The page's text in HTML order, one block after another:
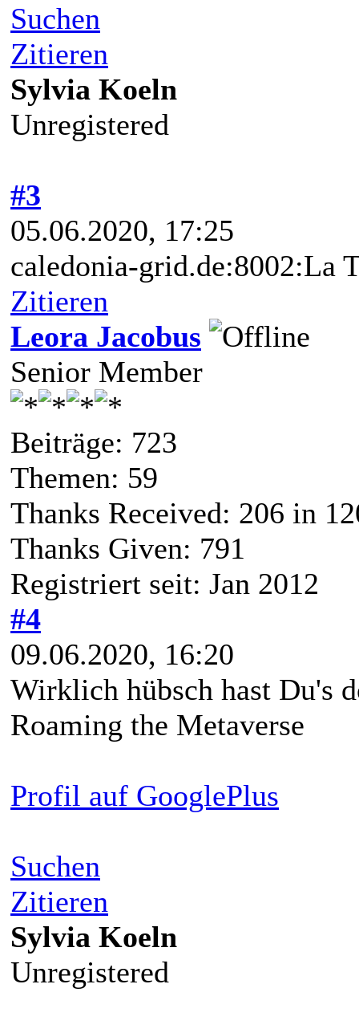
Suchen
Zitieren
Sylvia Koeln
Unregistered
#3
05.06.2020, 17:25
caledonia-grid.de:8002:La
Zitieren
Leora Jacobus
Senior Member
Beiträge: 723
Themen: 59
Thanks Received: 206 in
Thanks Given: 791
Registriert seit: Jan 2012
#4
09.06.2020, 16:20
Wirklich hübsch hast Du's
Roaming the Metaverse
Profil auf GooglePlus
Suchen
Zitieren
Sylvia Koeln
Unregistered